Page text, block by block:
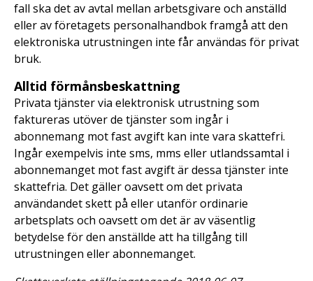
fall ska det av avtal mellan arbetsgivare och anställd
eller av företagets personalhandbok framgå att den
elektroniska utrustningen inte får användas för privat
bruk.
Alltid förmånsbeskattning
Privata tjänster via elektronisk utrustning som
faktureras utöver de tjänster som ingår i
abonnemang mot fast avgift kan inte vara skattefri.
Ingår exempelvis inte sms, mms eller utlandssamtal i
abonnemanget mot fast avgift är dessa tjänster inte
skattefria. Det gäller oavsett om det privata
användandet skett på eller utanför ordinarie
arbetsplats och oavsett om det är av väsentlig
betydelse för den anställde att ha tillgång till
utrustningen eller abonnemanget.